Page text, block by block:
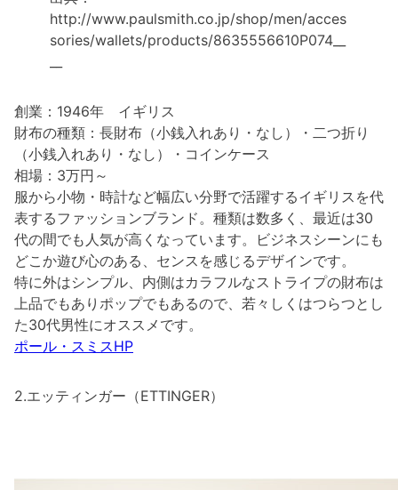
http://www.paulsmith.co.jp/shop/men/acces
sories/wallets/products/8635556610P074__
創業：1946年 イギリス
財布の種類：長財布（小銭入れあり・なし）・二つ折り
（小銭入れあり・なし）・コインケース
相場：3万円～
服から小物・時計など幅広い分野で活躍するイギリスを代
表するファッションブランド。種類は数多く、最近は30
代の間でも人気が高くなっています。ビジネスシーンにも
どこか遊び心のある、センスを感じるデザインです。
特に外はシンプル、内側はカラフルなストライプの財布は
上品でもありポップでもあるので、若々しくはつらつとし
た30代男性にオススメです。
ポール・スミスHP
2.エッティンガー（ETTINGER）